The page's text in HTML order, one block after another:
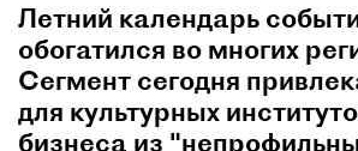
Летний календарь
обогатился во многих
Сегмент сегодня
для культурных
бизнеса из